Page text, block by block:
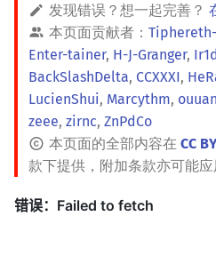
发现错误？想一起完善？
本页面贡献者：
Enter-tainer, H-J-Granger, Ir1d
BackSlashDelta, CCXXXI,
LucienShui, Marcythm, ouuan
zeee, zirnc, ZnPdCo
本页面的全部内容在 CC
款下提供，附加条款亦可能应